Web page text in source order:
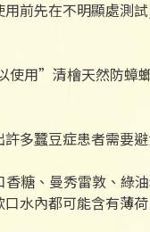
用前先在不明顯處測
使用”清檜天然防蟑
多蠶豆症患者需要
香糖、曼秀雷敦、綠
水內都可能含有薄